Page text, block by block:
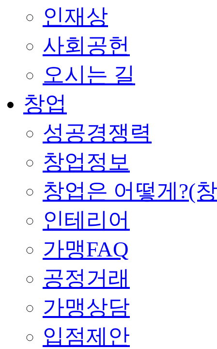
인재상
사회공헌
오시는 길
창업
성공경쟁력
창업정보
창업은 어떻게?(
인테리어
가맹FAQ
공정거래
가맹상담
입점제안